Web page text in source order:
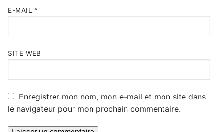
E-MAIL *
SITE WEB
Enregistrer mon nom, mon e-mail et mon site dans
le navigateur pour mon prochain commentaire.